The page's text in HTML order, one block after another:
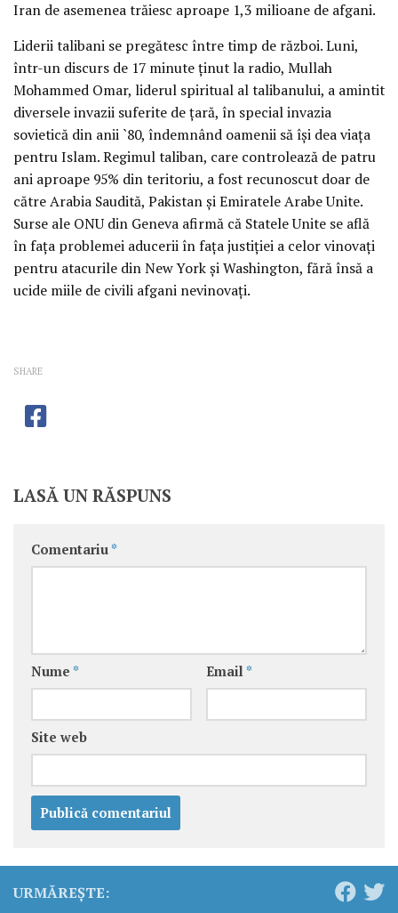
Iran de asemenea trăiesc aproape 1,3 milioane de afgani.
Liderii talibani se pregătesc între timp de război. Luni,
într-un discurs de 17 minute ţinut la radio, Mullah
Mohammed Omar, liderul spiritual al talibanului, a amintit
diversele invazii suferite de ţară, în special invazia
sovietică din anii `80, îndemnând oamenii să îşi dea viaţa
pentru Islam. Regimul taliban, care controlează de patru
ani aproape 95% din teritoriu, a fost recunoscut doar de
către Arabia Saudită, Pakistan şi Emiratele Arabe Unite.
Surse ale ONU din Geneva afirmă că Statele Unite se află
în faţa problemei aducerii în faţa justiţiei a celor vinovaţi
pentru atacurile din New York şi Washington, fără însă a
ucide miile de civili afgani nevinovaţi.
SHARE
LASĂ UN RĂSPUNS
Comentariu *
Nume * Email *
Site web
URMĂREȘTE: